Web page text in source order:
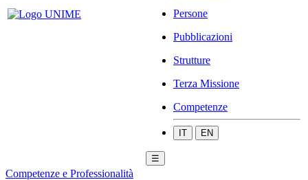
Persone
Pubblicazioni
Strutture
Terza Missione
Competenze
IT EN
☰
Competenze e Professionalità